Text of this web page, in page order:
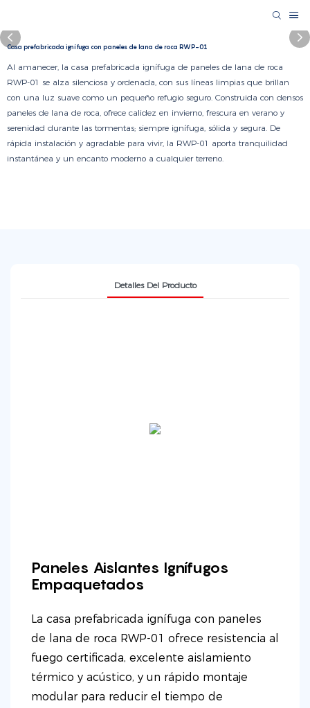
Casa prefabricada ignífuga con paneles de lana de roca RWP-01
Al amanecer, la casa prefabricada ignífuga de paneles de lana de roca
RWP-01 se alza silenciosa y ordenada, con sus líneas limpias que brillan
con una luz suave como un pequeño refugio seguro. Construida con densos
paneles de lana de roca, ofrece calidez en invierno, frescura en verano y
serenidad durante las tormentas; siempre ignífuga, sólida y segura. De
rápida instalación y agradable para vivir, la RWP-01 aporta tranquilidad
instantánea y un encanto moderno a cualquier terreno.
Detalles Del Producto
Paneles Aislantes Ignífugos
Empaquetados
La casa prefabricada ignífuga con paneles
de lana de roca RWP-01 ofrece resistencia al
fuego certificada, excelente aislamiento
térmico y acústico, y un rápido montaje
modular para reducir el tiempo de